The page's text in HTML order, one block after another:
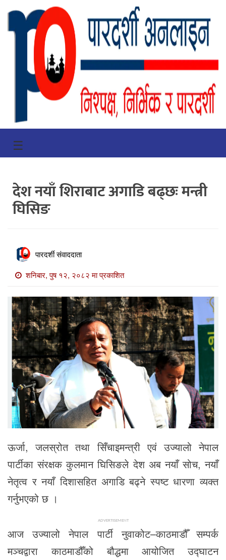
गृहपृष्ठ
भिडियो
प्रमुख
खबर
समाचार
खबर
माडी
विविध
☰
देश नयाँ शिराबाट अगाडि बढ्छः मन्त्री
घिसिङ
पारदर्शी संवाददाता
शनिबार, पुष १२, २०८२ मा प्रकाशित
ऊर्जा, जलस्रोत तथा सिँचाइमन्त्री एवं उज्यालो नेपाल
पार्टीका संरक्षक कुलमान घिसिङले देश अब नयाँ सोच, नयाँ
नेतृत्व र नयाँ दिशासहित अगाडि बढ्ने स्पष्ट धारणा व्यक्त
गर्नुभएको छ ।
ADVERTISEMENT
आज उज्यालो नेपाल पार्टी नुवाकोट–काठमाडौँ सम्पर्क
मञ्चद्वारा काठमाडौँको बौद्धमा आयोजित उद्घाटन